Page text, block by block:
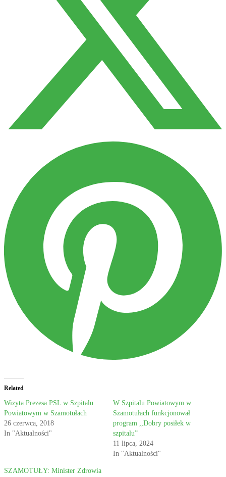
Related
Wizyta Prezesa PSL w Szpitalu
Powiatowym w Szamotułach
26 czerwca, 2018
In "Aktualności"
W Szpitalu Powiatowym w
Szamotułach funkcjonował
program ,,Dobry posiłek w
szpitalu”
11 lipca, 2024
In "Aktualności"
SZAMOTUŁY: Minister Zdrowia